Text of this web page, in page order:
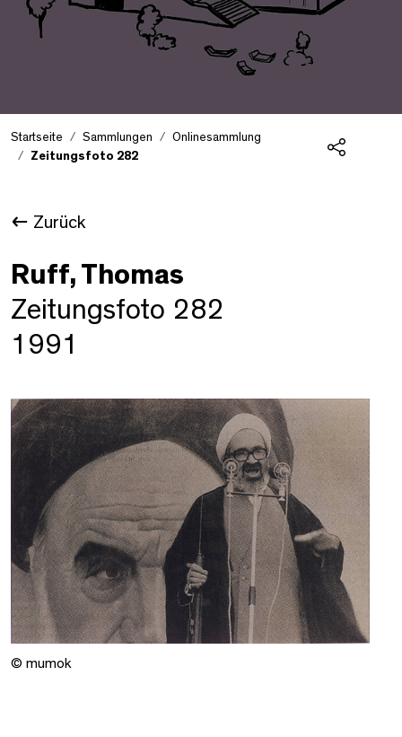
Startseite Sammlungen
Onlinesammlung
Zeitungsfoto 282
Zurück
Ruff, Thomas
Zeitungsfoto 282
1991
© mumok